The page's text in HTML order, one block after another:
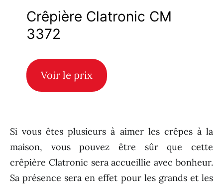
Crêpière Clatronic CM
3372
Voir le prix
Si vous êtes plusieurs à aimer les crêpes à la
maison, vous pouvez être sûr que cette
crêpière Clatronic sera accueillie avec bonheur.
Sa présence sera en effet pour les grands et les